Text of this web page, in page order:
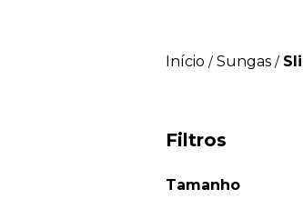
Início / Sungas /
Filtros
Tamanho